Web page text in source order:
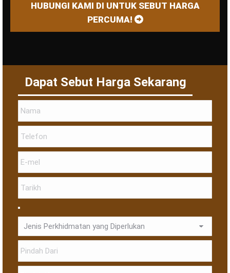
HUBUNGI KAMI DI UNTUK SEBUT HARGA
PERCUMA!
Dapat Sebut Harga Sekarang